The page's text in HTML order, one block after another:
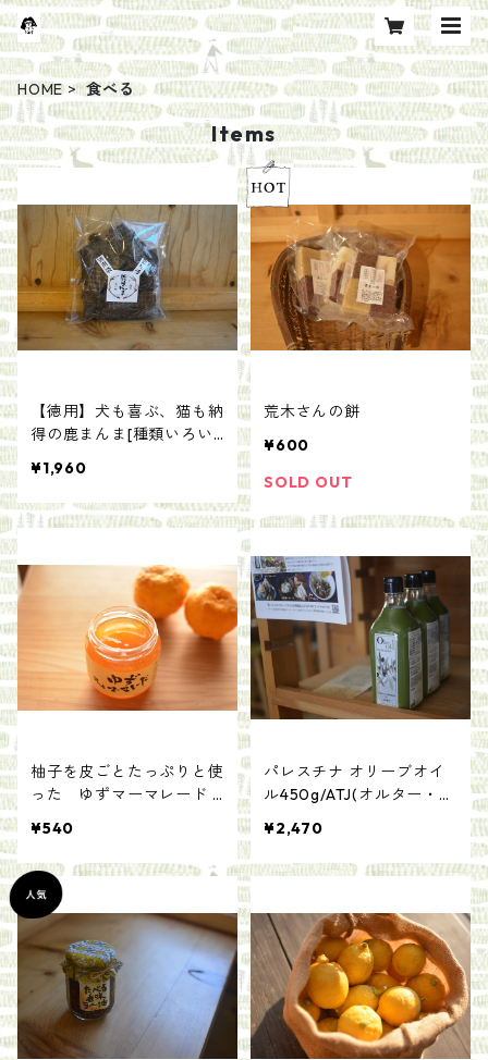
HOME 食べる
Items
【徳用】犬も喜ぶ、猫も納
得の鹿まんま[種類いろい
¥1,960
荒木さんの餅
¥600
SOLD OUT
柚子を皮ごとたっぷりと使
った ゆずマーマレード 2
¥540
パレスチナ オリーブオイ
ル450g/ATJ(オルター・ト
¥2,470